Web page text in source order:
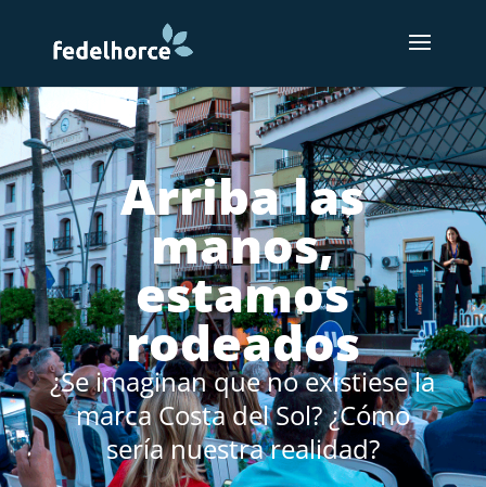
Arriba las
manos,
estamos
rodeados
¿Se imaginan que no existiese la
marca Costa del Sol? ¿Cómo
sería nuestra realidad?